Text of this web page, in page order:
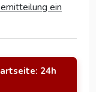
ein
24h